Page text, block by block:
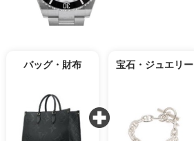
バッグ・財布 宝石・ジュエリー